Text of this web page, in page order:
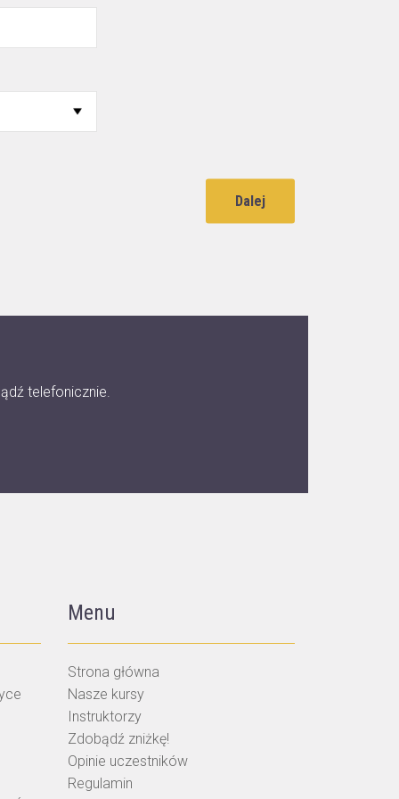
Dalej
telefonicznie.
Menu
Strona główna
Nasze kursy
Instruktorzy
Zdobądź zniżkę!
Opinie uczestników
Regulamin